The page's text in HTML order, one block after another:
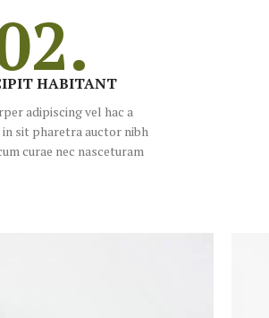
HABITANT
adipiscing vel hac a
in sit pharetra auctor nibh
curae nec nasceturam